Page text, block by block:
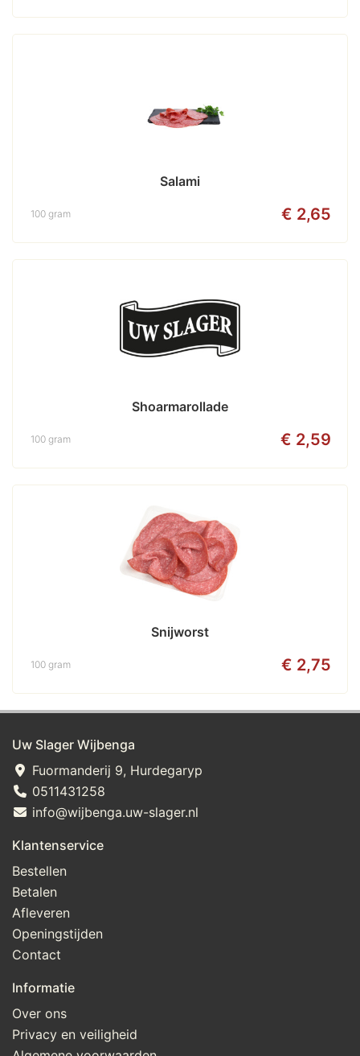
Salami
€ 2,65
100 gram
Shoarmarollade
€ 2,59
100 gram
Snijworst
€ 2,75
100 gram
Uw Slager Wijbenga
Fuormanderij 9, Hurdegaryp
0511431258
info@wijbenga.uw-slager.nl
Klantenservice
Bestellen
Betalen
Afleveren
Openingstijden
Contact
Informatie
Over ons
Privacy en veiligheid